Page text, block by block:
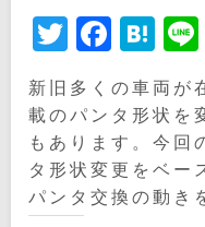
Twitter
新旧多くの車両が
載のパンタ形状を
もあります。今回
タ形状変更をベー
パンタ交換の動き